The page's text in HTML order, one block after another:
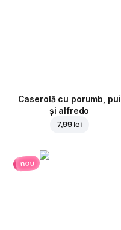
Caserolă cu porumb, pui
și alfredo
7,99 lei
nou